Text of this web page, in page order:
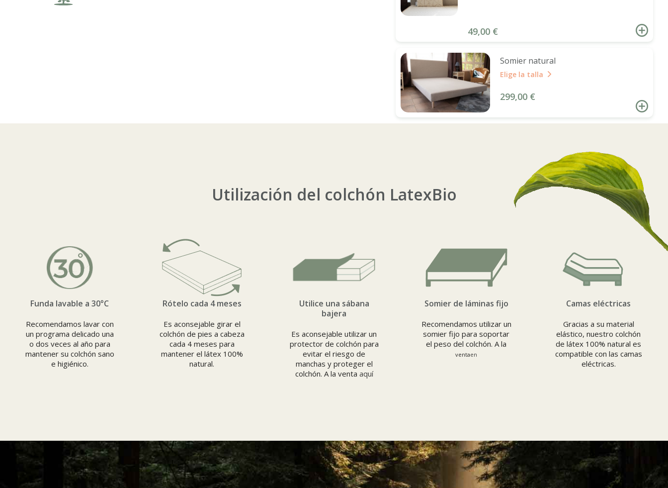
49,00 €
Somier natural
Elige la talla
299,00 €
Utilización del colchón LatexBio
Funda lavable a 30°C
Recomendamos lavar con
un programa delicado una
o dos veces al año para
mantener su colchón sano
e higiénico.
Rótelo cada 4 meses
Es aconsejable girar el
colchón de pies a cabeza
cada 4 meses para
mantener el látex 100%
natural.
Utilice una sábana
bajera
Es aconsejable utilizar un
protector de colchón para
evitar el riesgo de
manchas y proteger el
colchón. A la venta aquí
Somier de láminas fijo
Recomendamos utilizar un
somier fijo para soportar
el peso del colchón. A la
ventaen
Camas eléctricas
Gracias a su material
elástico, nuestro colchón
de látex 100% natural es
compatible con las camas
eléctricas.